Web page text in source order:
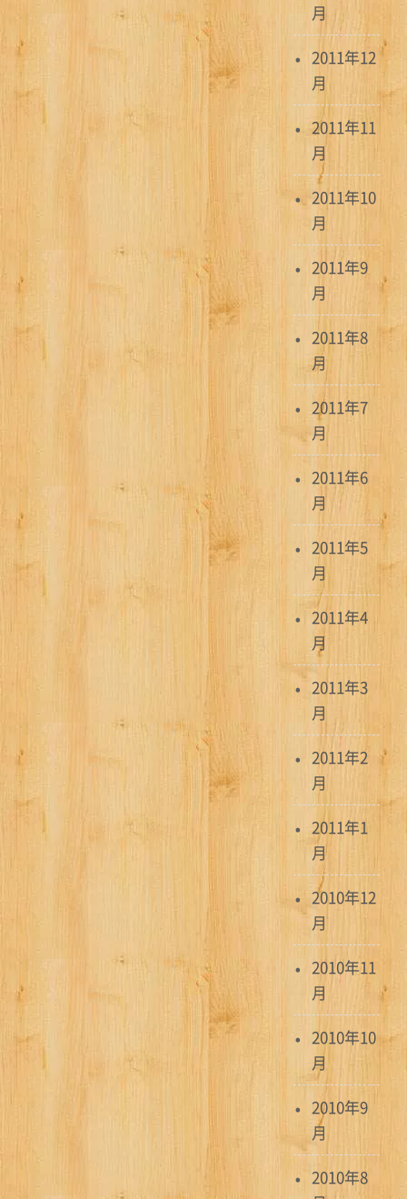
月
2011年12
月
2011年11
月
2011年10
月
2011年9
月
2011年8
月
2011年7
月
2011年6
月
2011年5
月
2011年4
月
2011年3
月
2011年2
月
2011年1
月
2010年12
月
2010年11
月
2010年10
月
2010年9
月
2010年8